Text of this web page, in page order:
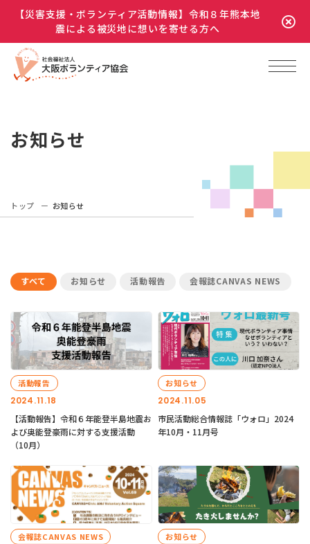
【災害支援・ボランティア活動情報】令和８年熊本地
震による被災地に想いを寄せる方へ
お知らせ
トップ お知らせ
すべて お知らせ 活動報告 会報誌CANVAS NEWS
2024.11.18
活動報告
【活動報告】令和６年能登半島地震お
よび奥能登豪雨に対する支援活動
（10月）
2024.11.05
お知らせ
市民活動総合情報誌「ウォロ」2024
年10月・11月号
会報誌CANVAS NEWS お知らせ